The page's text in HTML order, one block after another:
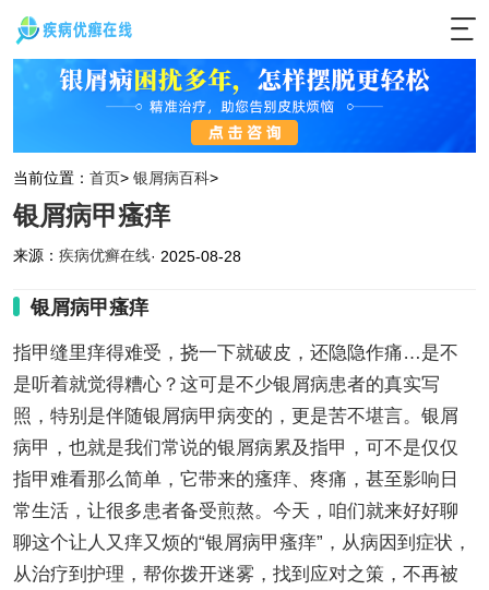
当前位置： 首页> 银屑病百科>
银屑病甲瘙痒
来源： 疾病优癣在线· 2025-08-28
银屑病甲瘙痒
指甲缝里痒得难受，挠一下就破皮，还隐隐作痛…是不
是听着就觉得糟心？这可是不少银屑病患者的真实写
照，特别是伴随银屑病甲病变的，更是苦不堪言。银屑
病甲，也就是我们常说的银屑病累及指甲，可不是仅仅
指甲难看那么简单，它带来的瘙痒、疼痛，甚至影响日
常生活，让很多患者备受煎熬。今天，咱们就来好好聊
聊这个让人又痒又烦的“银屑病甲瘙痒”，从病因到症状，
从治疗到护理，帮你拨开迷雾，找到应对之策，不再被